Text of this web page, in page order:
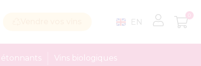
EN
0
étonnants Vins biologiques